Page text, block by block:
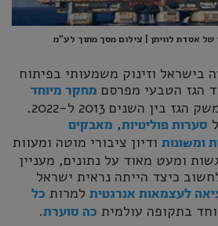
אסדת לוויתן | צילום מסך מתוך לע"מ
בישראל וזינוק משמעותי בפיתוח
הגז הטבעי מפרסם מחקר מיוחד
הסוקר את התפתחות משק הגז בין השנים 2013 ל-2022.
סערות פוליטיות, מאבקים
ומשונות ודיון ציבורי מוטה ומעוות
ומעט מאוד על נתונים, מעניין
כיצד הייתה נראית ישראל
לעצמאות אנרגטית למרות כל
בתקופה עולמית כה סוערת.